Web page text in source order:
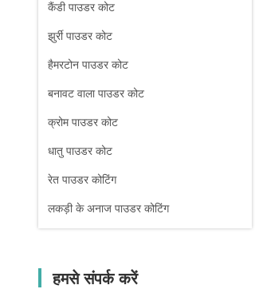
कैंडी पाउडर कोट
झुर्री पाउडर कोट
हैमरटोन पाउडर कोट
बनावट वाला पाउडर कोट
क्रोम पाउडर कोट
धातु पाउडर कोट
रेत पाउडर कोटिंग
लकड़ी के अनाज पाउडर कोटिंग
हमसे संपर्क करें